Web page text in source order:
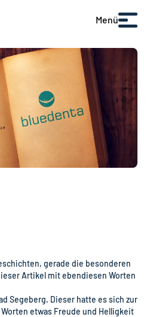
Menü
gerade die besonderen
Artikel mit ebendiesen Worten
Segeberg. Dieser hatte es sich zur
etwas Freude und Helligkeit